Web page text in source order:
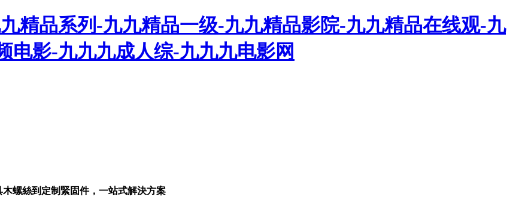
精品系列-九九精品一级-九九精品影院-九九精品在线观-九
电影-九九九成人综-九九九电影网
螺絲到定制緊固件，一站式解決方案